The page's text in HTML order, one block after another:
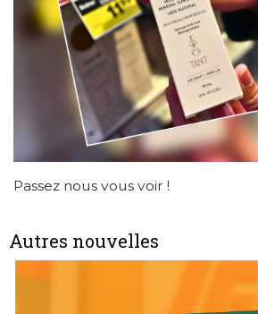
Passez nous vous voir !
Autres nouvelles